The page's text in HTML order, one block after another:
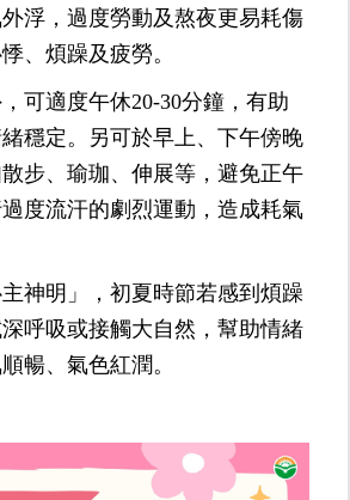
浮，過度勞動及熬夜更易耗傷
、煩躁及疲勞。
可適度午休20-30分鐘，有助
穩定。另可於早上、下午傍晚
步、瑜珈、伸展等，避免正午
度流汗的劇烈運動，造成耗氣
神明」，初夏時節若感到煩躁
呼吸或接觸大自然，幫助情緒
暢、氣色紅潤。